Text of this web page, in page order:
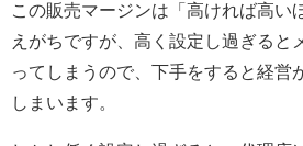
この販売マージンは「高ければ高い
えがちですが、高く設定し過ぎると
ってしまうので、下手をすると経営
しまいます。